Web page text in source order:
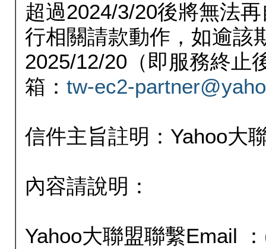
超過2024/3/20後將無法
行相關請款動作，如逾該
2025/12/20（即服務終止
箱： tw-ec2-
信件主旨註明：Yahoo大
內容請說明：
Yahoo大聯盟聯繫Email